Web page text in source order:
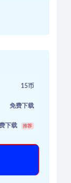
15币
免费下载
下载 推荐